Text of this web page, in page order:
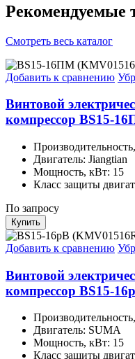
Рекомендуемые
Смотреть весь каталог
Добавить к сравнению
Винтовой
компрессор BS15-
Двигатель: Jiangtian
Мощность, кВт: 15
Класс защиты
По запросу
Купить
Добавить к сравнению
Винтовой
компрессор BS15-
Двигатель: SUMA
Мощность, кВт: 15
Класс защиты